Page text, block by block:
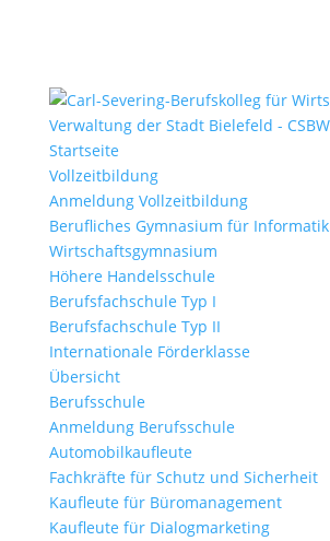
Startseite
Vollzeitbildung
Anmeldung Vollzeitbildung
Berufliches Gymnasium für Informatik
Wirtschaftsgymnasium
Höhere Handelsschule
Berufsfachschule Typ I
Berufsfachschule Typ II
Internationale Förderklasse
Übersicht
Berufsschule
Anmeldung Berufsschule
Automobilkaufleute
Fachkräfte für Schutz und Sicherheit
Kaufleute für Büromanagement
Kaufleute für Dialogmarketing